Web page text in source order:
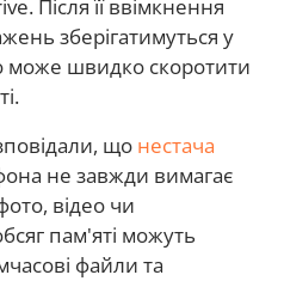
Після її ввімкнення
зберігатимуться у
може швидко скоротити
що нестача
не завжди вимагає
відео чи
пам'яті можуть
файли та